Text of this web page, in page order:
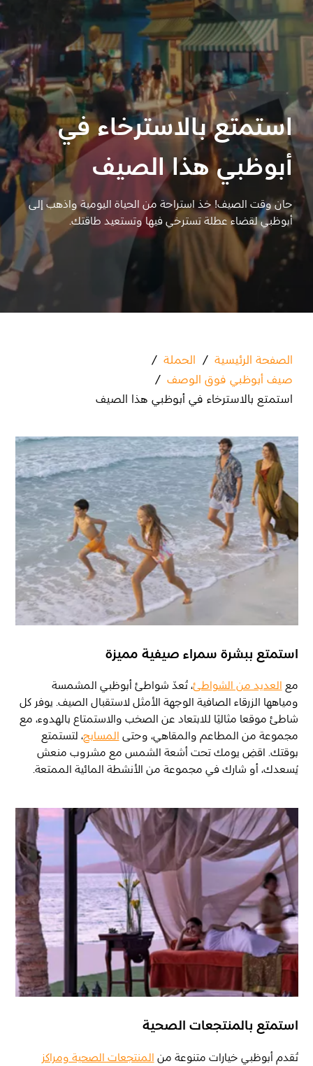
المفضلة رسم خريطة
أبو ظبي
منطقة العين
منطقة الظفرة
دائرة الثقافة والسياحة - أبوظبي
مركز أبوظبي الوطني للمعارض والمؤتمرات
استمتع بالاسترخاء في
أبوظبي هذا الصيف
حان وقت الصيف! خذ استراحة من الحياة اليومية واذهب إلى
أبوظبي لقضاء عطلة تسترخي فيها وتستعيد طاقتك.
الصفحة الرئيسية / الحملة /
صيف أبوظبي فوق الوصف /
استمتع بالاسترخاء في أبوظبي هذا الصيف
استمتع ببشرة سمراء صيفية مميزة
مع العديد من الشواطئ، تُعدّ شواطئ أبوظبي المشمسة
ومياهها الزرقاء الصافية الوجهة الأمثل لاستقبال الصيف. يوفر كل
شاطئ موقعا مثاليًا للابتعاد عن الصخب والاستمتاع بالهدوء، مع
مجموعة من المطاعم والمقاهي، وحتى المسابح، لتستمتع
بوقتك. اقضِ يومك تحت أشعة الشمس مع مشروب منعش
يُسعدك، أو شارك في مجموعة من الأنشطة المائية الممتعة.
استمتع بالمنتجعات الصحية
تُقدم أبوظبي خيارات متنوعة من المنتجعات الصحية ومراكز